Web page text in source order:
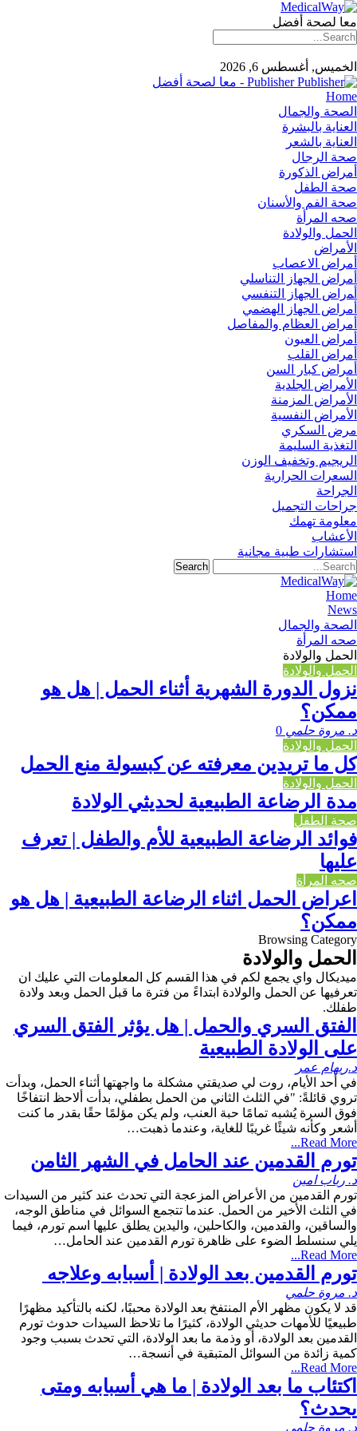
معا لصحة أفضل
الخميس, أغسطس 6, 2026
Publisher - معا لصحة أفضل
Home
الصحة والجمال
العناية بالبشرة
العناية بالشعر
صحة الرجال
أمراض الذكورة
صحة الطفل
صحة الفم والأسنان
صحه المرأة
الحمل والولادة
الأمراض
أمراض الاعصاب
أمراض الجهاز التناسلي
أﻤراض اﻟﺠﻬﺎز اﻟﺘﻨﻔﺴﻲ
أمراض الجهاز الهضمي
أمراض العظام والمفاصل
أمراض العيون
أمراض القلب
أمراض كبار السن
الأمراض الجلدية
الأمراض المزمنة
الأمراض النفسية
مرض السكري
التغذية السليمة
الريجيم وتخفيف الوزن
السعرات الحرارية
الجراحة
جراحات التجميل
معلومة تهمك
الأعشاب
استشارات طبية مجانية
Home
News
الصحة والجمال
صحه المرأة
الحمل والولادة
الحمل والولادة
نزول الدورة الشهرية أثناء الحمل | هل هو
ممكن؟
د. مروة حلمي 0
الحمل والولادة
كل ما تريدين معرفته عن كبسولة منع الحمل
الحمل والولادة
مدة الرضاعة الطبيعية لحديثي الولادة
صحة الطفل
فوائد الرضاعة الطبيعية للأم والطفل | تعرف
عليها
صحه المرأة
اعراض الحمل اثناء الرضاعة الطبيعية | هل هو
ممكن؟
Browsing Category
الحمل والولادة
ميديكال واي يجمع لكم في هذا القسم كل المعلومات التي عليك ان
تعرفيها عن الحمل والولادة ابتداءً من فترة ما قبل الحمل وبعد ولادة
طفلك.
الفتق السري والحمل | هل يؤثر الفتق السري
على الولادة الطبيعية
د.ريهام عمر
في أحد الأيام، روت لي صديقتي مشكلة ما واجهتها أثناء الحمل، وبدأت
تروي قائلةً: "في الثلث الثاني من الحمل بطفلي، بدأت ألاحظ انتفاخًا
فوق السرة يُشبه تمامًا حبة العنب، ولم يكن مؤلمًا حقًا بقدر ما كنت
أشعر وكأنه شيئًا غريبًا للغاية، وعندما ذهبت…
Read More...
تورم القدمين عند الحامل في الشهر الثامن
د. رباب امين
تورم القدمين من الأعراض المزعجة التي تحدث عند كثير من السيدات
في الثلث الأخير من الحمل. عندما تتجمع السوائل في مناطق الوجه،
والساقين، والقدمين، والكاحلين، واليدين يطلق عليها اسم تورم، فيما
يلي سنسلط الضوء على ظاهرة تورم القدمين عند الحامل…
Read More...
تورم القدمين بعد الولادة | أسبابه وعلاجه
د. مروة حلمي
قد لا يكون مظهر الأم المنتفخ بعد الولادة محببًا، لكنه بالتأكيد مظهرًا
طبيعيًا للأمهات حديثي الولادة، كثيرًا ما تلاحظ السيدات حدوث تورم
القدمين بعد الولادة، أو وذمة ما بعد الولادة، التي تحدث بسبب وجود
كمية زائدة من السوائل المتبقية في أنسجة…
Read More...
اكتئاب ما بعد الولادة | ما هي أسبابه ومتى
يحدث؟
د. مروة حلمي